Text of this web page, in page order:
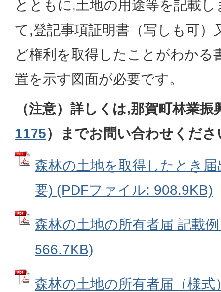
とともに,土地の用途等を記載
て,登記事項証明書（写しも可）
ど権利を取得したことがわかる
置を示す図面が必要です。
（注意）詳しくは,那賀町林業振
1175）までお問い合わせくださ
森林の土地を取得したとき
要) (PDFファイル: 908.9KB)
森林の土地の所有者届 記載
566.7KB)
森林の土地の所有者届（様